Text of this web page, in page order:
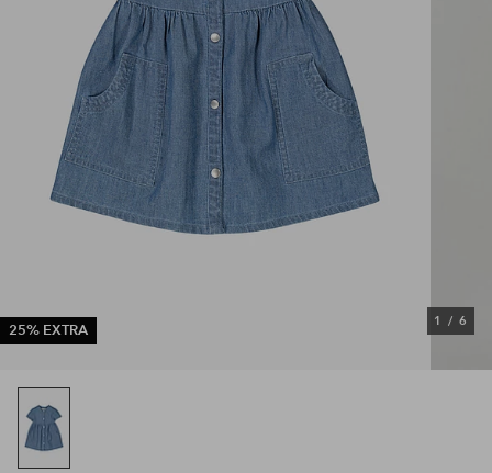
25% EXTRA
1 / 6